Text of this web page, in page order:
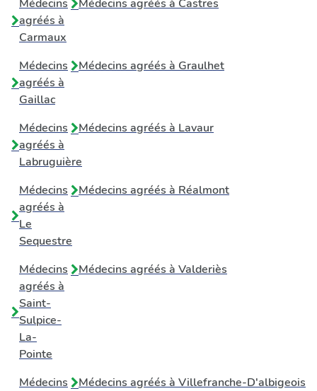
Médecins
agréés à
Carmaux
Médecins agréés à Castres
Médecins
agréés à
Gaillac
Médecins agréés à Graulhet
Médecins
agréés à
Labruguière
Médecins agréés à Lavaur
Médecins
agréés à
Le
Sequestre
Médecins agréés à Réalmont
Médecins
agréés à
Saint-
Sulpice-
La-
Pointe
Médecins agréés à Valderiès
Médecins
Médecins agréés à Villefranche-D'albigeois